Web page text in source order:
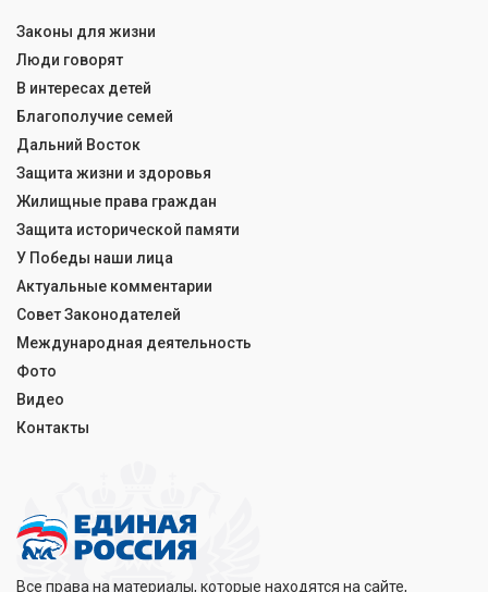
Все права на материалы, которые находятся на сайте,
Законы для жизни
Люди говорят
В интересах детей
Благополучие семей
Дальний Восток
Защита жизни и здоровья
Жилищные права граждан
Защита исторической памяти
У Победы наши лица
Актуальные комментарии
Совет Законодателей
Международная деятельность
Фото
Видео
Контакты